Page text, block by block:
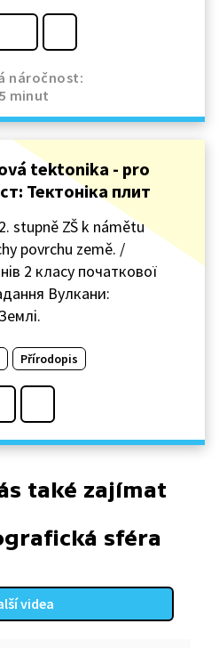
náročnost:
minut
tektonika - pro
Тектоніка плит
stupně ZŠ k námětu
povrchu země. /
2 класу початкової
Вулкани:
Přírodopis
také zajímat
sféra
videa